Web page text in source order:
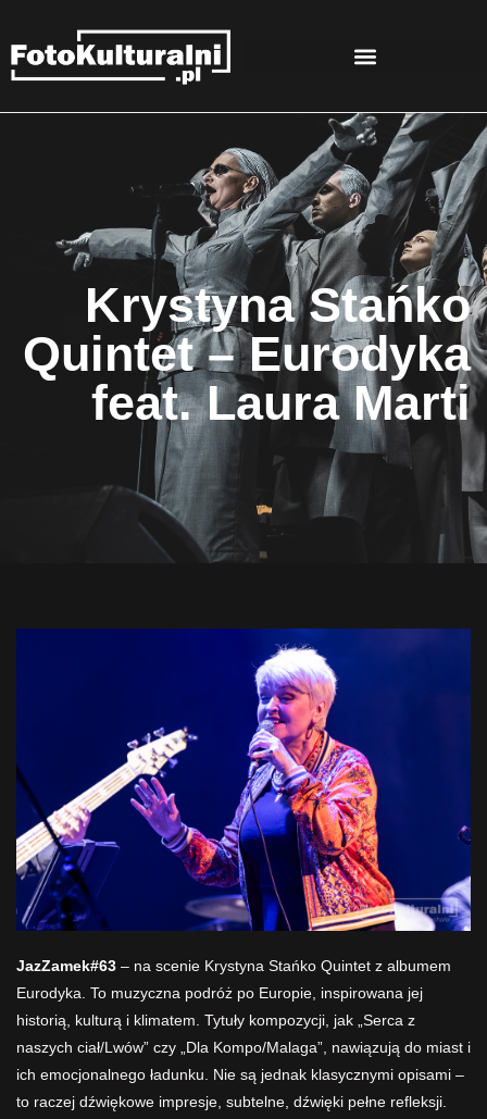
Krystyna Stańko
Quintet – Eurodyka
feat. Laura Marti
JazZamek#63 – na scenie Krystyna Stańko Quintet z albumem
Eurodyka. To muzyczna podróż po Europie, inspirowana jej
historią, kulturą i klimatem. Tytuły kompozycji, jak „Serca z
naszych ciał/Lwów” czy „Dla Kompo/Malaga”, nawiązują do miast i
ich emocjonalnego ładunku. Nie są jednak klasycznymi opisami –
to raczej dźwiękowe impresje, subtelne, dźwięki pełne refleksji.